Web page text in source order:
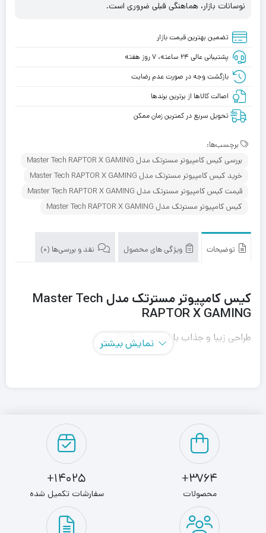
نوسانات بازار، هماهنگی قبلی ضروری است.
تضمین بهترین قیمت بازار
پشتیبانی عالی ۲۴ ساعته، ۷ روز هفته
بازگشت وجه در صورت عدم رضایت
اصالت کالاها از برترین برندها
تحویل سریع در کمترین زمان ممکن
برچسب‌ها:
بررسی کیس کامپیوتر مسترتک مدل Master Tech RAPTOR X GAMING
خرید کیس کامپیوتر مسترتک مدل Master Tech RAPTOR X GAMING
قیمت کیس کامپیوتر مسترتک مدل Master Tech RAPTOR X GAMING
کیس کامپیوتر مسترتک مدل Master Tech RAPTOR X GAMING
توضیحات ویژگی های محصول نقد و بررسی‌ها (0)
کیس کامپیوتر مسترتک مدل Master Tech
RAPTOR X GAMING
طراحی زیبا و جذاب با نورپردازی RGB
پنل جلویی با پورت های USB 3.0 و 3.1 برای اتصال به دستگاه
های مختلف فضای داخلی بزرگ برای نصب تا 3 کارت گرافیک و
سایز های مختلف مادربرد
قابلیت نصب هارد دیسک ها و SSD ها با سیستم جابجایی
نمایش بیشتر
3764+
محصولات
14025+
سفارشات تکمیل شده